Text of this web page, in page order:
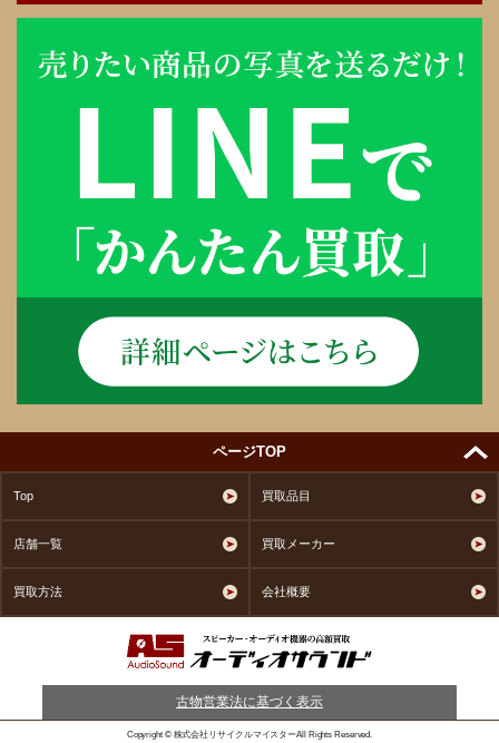
ページTOP
Top 買取品目
店舗一覧 買取メーカー
買取方法 会社概要
古物営業法に基づく表示
Copyright © 株式会社リサイクルマイスターAll Rights Reserved.